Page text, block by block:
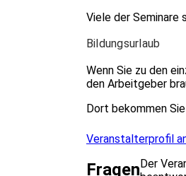
Viele der Seminare
Bildungsurlaub
Wenn Sie zu den
den Arbeitgeber
Dort bekommen
Veranstalterprofil
FragenDer